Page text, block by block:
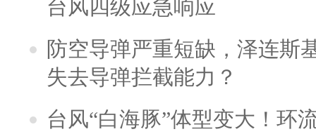
台风四级应急响应
防空导弹严重短缺，泽连斯
失去导弹拦截能力？
台风“白海豚”体型变大！环